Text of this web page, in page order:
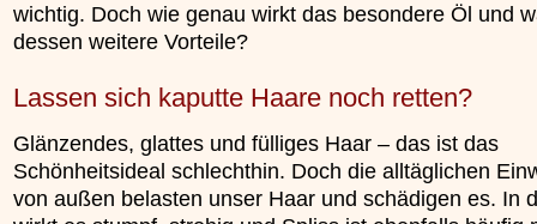
wichtig. Doch wie genau wirkt das besondere Öl und
dessen weitere Vorteile?
Lassen sich kaputte Haare noch retten?
Glänzendes, glattes und fülliges Haar – das ist das
Schönheitsideal schlechthin. Doch die alltäglichen
von außen belasten unser Haar und schädigen es. In